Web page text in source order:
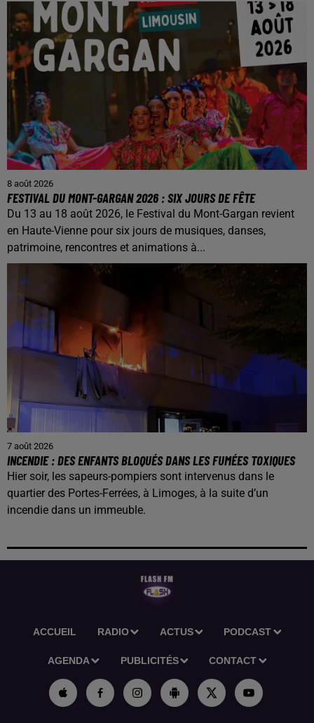
8 août 2026
FESTIVAL DU MONT-GARGAN 2026 : SIX JOURS DE FÊTE
Du 13 au 18 août 2026, le Festival du Mont-Gargan revient
en Haute-Vienne pour six jours de musiques, danses,
patrimoine, rencontres et animations à...
7 août 2026
INCENDIE : DES ENFANTS BLOQUÉS DANS LES FUMÉES TOXIQUES
Hier soir, les sapeurs-pompiers sont intervenus dans le
quartier des Portes-Ferrées, à Limoges, à la suite d’un
incendie dans un immeuble.
ACCUEIL RADIO ACTUS PODCAST
AGENDA PUBLICITÉS CONTACT